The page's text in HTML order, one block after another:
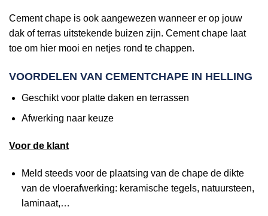
Cement chape is ook aangewezen wanneer er op jouw
dak of terras uitstekende buizen zijn. Cement chape laat
toe om hier mooi en netjes rond te chappen.
VOORDELEN VAN CEMENTCHAPE IN HELLING
Geschikt voor platte daken en terrassen
Afwerking naar keuze
Voor de klant
Meld steeds voor de plaatsing van de chape de dikte
van de vloerafwerking: keramische tegels, natuursteen,
laminaat,…